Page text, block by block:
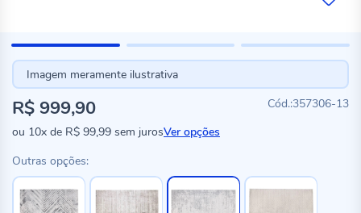
Imagem meramente ilustrativa
357306-13
R$ 999,90
ou 10x de R$ 99,99 sem jurosVer opções
Outras opções: